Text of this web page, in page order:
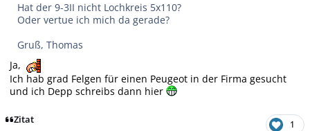
Hat der 9-3II nicht Lochkreis 5x110?
Oder vertue ich mich da gerade?
Gruß, Thomas
Ja,
Ich hab grad Felgen für einen Peugeot in der Firma gesucht
und ich Depp schreibs dann hier
Zitat 1